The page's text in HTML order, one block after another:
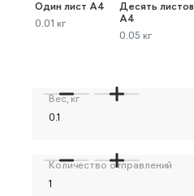
Один лист А4
0.01 кг
Десять листов
А4
0.05 кг
Вес, кг
Количество отправлений